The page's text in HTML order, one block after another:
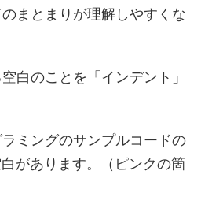
まとまりが理解しやすくな
白のことを「インデント」
ミングのサンプルコードの
があります。（ピンクの箇